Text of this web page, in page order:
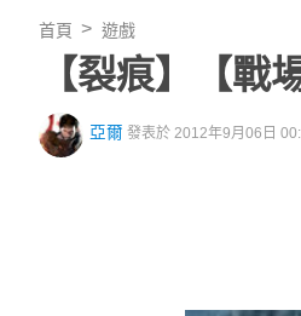
首頁 遊戲
【裂痕】【戰
亞爾 發表於 2012年9月06日